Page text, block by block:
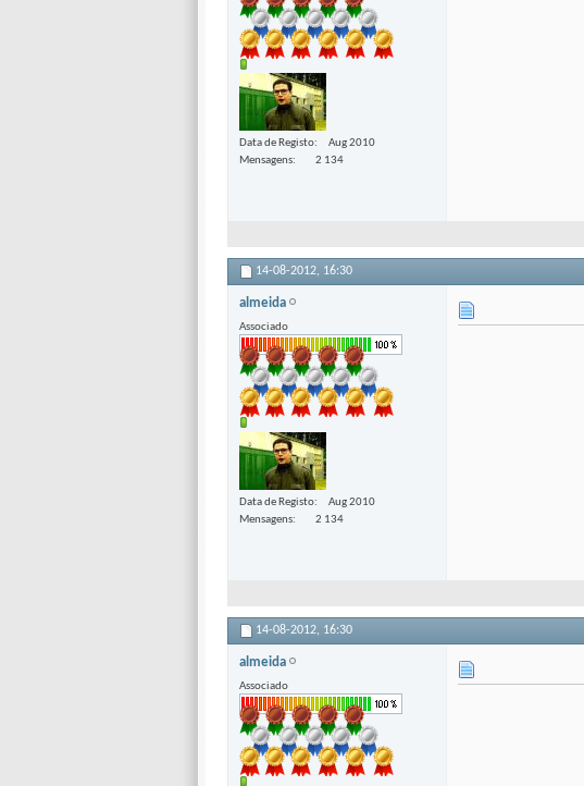
Data de Registo
Aug 2010
Mensagens
2 134
14-08-2012, 16:30
almeida
Associado
Data de Registo
Aug 2010
Mensagens
2 134
14-08-2012, 16:30
almeida
Associado